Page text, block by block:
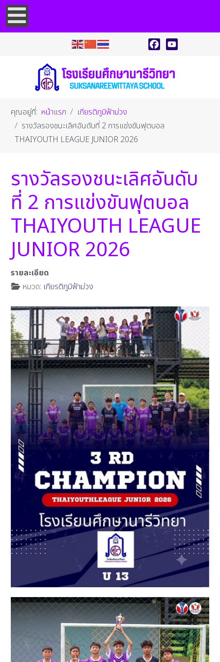
คุณอยู่ที่: หน้าแรก
เกียรติภูมิฟ้าม่วง
รางวัลรองชนะเลิศอันดับที่ 2 การแข่งขันฟุตบอล
THAIYOUTH LEAGUE JUNIOR 2026
รางวัลรองชนะเลิศอันดับ
ที่ 2 การแข่งขันฟุตบอล
THAIYOUTH LEAGUE
JUNIOR 2026
รายละเอียด
หมวด: เกียรติภูมิฟ้าม่วง